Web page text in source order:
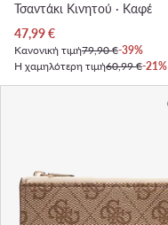
Τσαντάκι Κινητού · Καφέ
Τρέχουσα τιμή
47,99€
Κανονική τιμή79,90 €-39%
Η χαμηλότερη τιμή60,99 €-21%